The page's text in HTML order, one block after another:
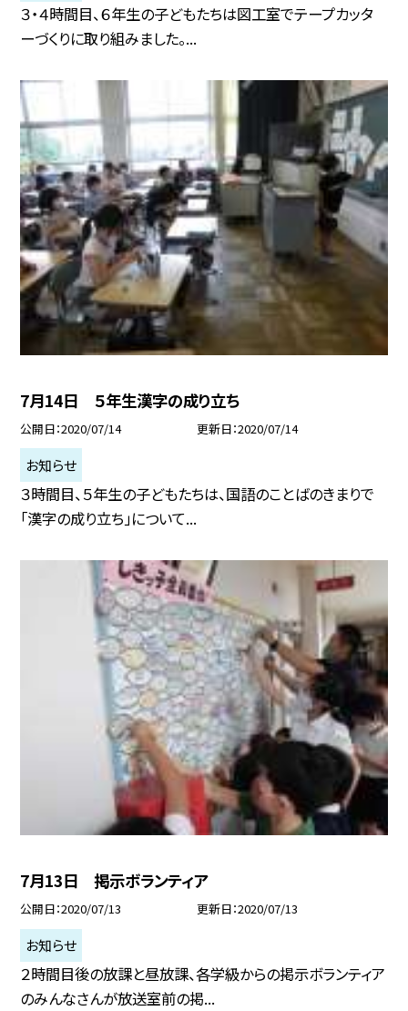
３・４時間目、６年生の子どもたちは図工室でテープカッタ
ーづくりに取り組みました。...
7月14日 ５年生漢字の成り立ち
公開日 2020/07/14 更新日 2020/07/14
お知らせ
３時間目、５年生の子どもたちは、国語のことばのきまりで
「漢字の成り立ち」について...
7月13日 掲示ボランティア
公開日 2020/07/13 更新日 2020/07/13
お知らせ
２時間目後の放課と昼放課、各学級からの掲示ボランティア
のみんなさんが放送室前の掲...